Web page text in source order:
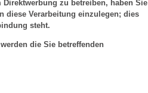
zu betreiben, haben Sie
diese Verarbeitung einzulegen; dies
steht.
die Sie betreffenden